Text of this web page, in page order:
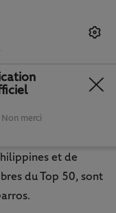
DE PROUE
et de
du Top 50, sont
Non merci